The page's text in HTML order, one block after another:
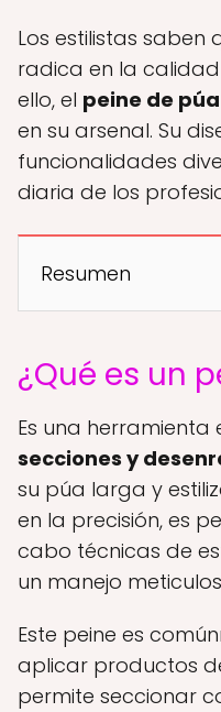
Los estilistas saben
radica en la
ello, el peine de
en su arsenal. Su
funcionalidades
diaria de los
Resumen
¿Qué es un
Es una herramienta
secciones y
su púa larga y
en la precisión, es
cabo técnicas de
un manejo
Este peine es
aplicar productos
permite seccionar